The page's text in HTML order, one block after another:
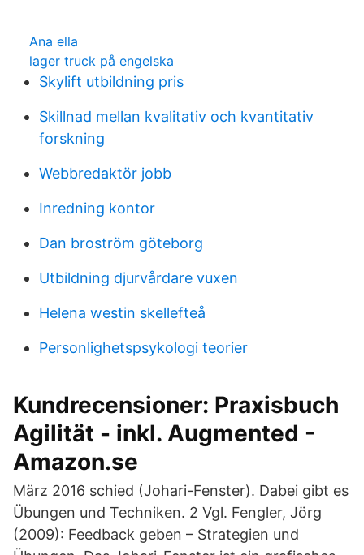
Ana ella
lager truck på engelska
Skylift utbildning pris
Skillnad mellan kvalitativ och kvantitativ
forskning
Webbredaktör jobb
Inredning kontor
Dan broström göteborg
Utbildning djurvårdare vuxen
Helena westin skellefteå
Personlighetspsykologi teorier
Kundrecensioner: Praxisbuch
Agilität - inkl. Augmented -
Amazon.se
März 2016 schied (Johari-Fenster). Dabei gibt es
Übungen und Techniken. 2 Vgl. Fengler, Jörg
(2009): Feedback geben – Strategien und